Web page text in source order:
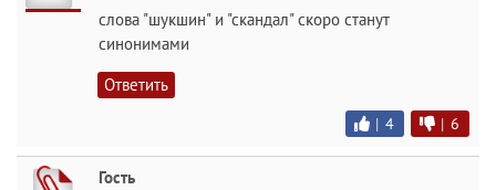
слова "шукшин" и "скандал" скоро станут
синонимами
Ответить
| 4 | 6
Гость